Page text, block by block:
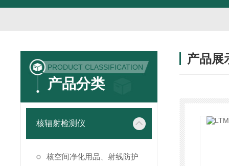
PRODUCT CLASSIFICATION
产品分类
核辐射检测仪
核空间净化用品、射线防护
产品展